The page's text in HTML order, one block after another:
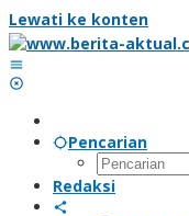
Lewati ke konten
Pencarian
Redaksi